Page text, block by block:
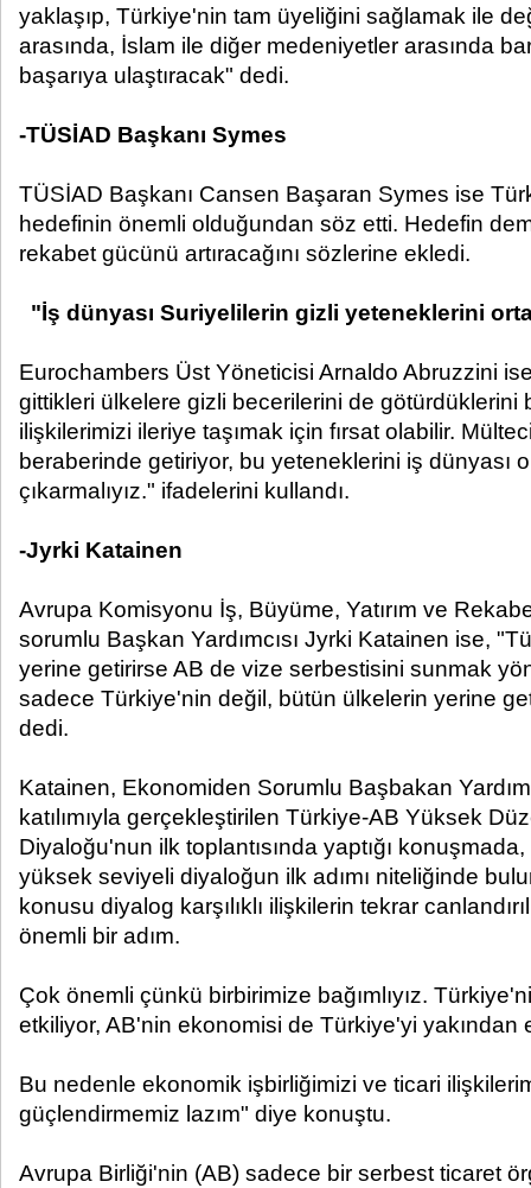
yaklaşıp, Türkiye'nin tam üyeliğini sağlamak ile
arasında, İslam ile diğer medeniyetler arasında
başarıya ulaştıracak" dedi.
-TÜSİAD Başkanı Symes
TÜSİAD Başkanı Cansen Başaran Symes ise
hedefinin önemli olduğundan söz etti. Hedefin
rekabet gücünü artıracağını sözlerine ekledi.
"İş dünyası Suriyelilerin gizli yeteneklerini
Eurochambers Üst Yöneticisi Arnaldo Abruzzini
gittikleri ülkelere gizli becerilerini de götürdüklerini
ilişkilerimizi ileriye taşımak için fırsat olabilir.
beraberinde getiriyor, bu yeteneklerini iş dünyası
çıkarmalıyız." ifadelerini kullandı.
-Jyrki Katainen
Avrupa Komisyonu İş, Büyüme, Yatırım ve
sorumlu Başkan Yardımcısı Jyrki Katainen ise,
yerine getirirse AB de vize serbestisini sunmak
sadece Türkiye'nin değil, bütün ülkelerin yerine
dedi.
Katainen, Ekonomiden Sorumlu Başbakan
katılımıyla gerçekleştirilen Türkiye-AB Yüksek
Diyaloğu'nun ilk toplantısında yaptığı
yüksek seviyeli diyaloğun ilk adımı niteliğinde
konusu diyalog karşılıklı ilişkilerin tekrar
önemli bir adım.
Çok önemli çünkü birbirimize bağımlıyız.
etkiliyor, AB'nin ekonomisi de Türkiye'yi yakından
Bu nedenle ekonomik işbirliğimizi ve ticari
güçlendirmemiz lazım" diye konuştu.
Avrupa Birliği'nin (AB) sadece bir serbest ticaret